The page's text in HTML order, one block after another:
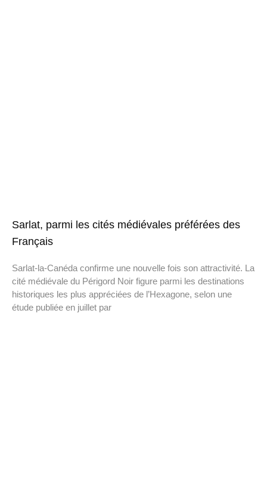
Sarlat, parmi les cités médiévales préférées des
Français
Sarlat-la-Canéda confirme une nouvelle fois son attractivité. La
cité médiévale du Périgord Noir figure parmi les destinations
historiques les plus appréciées de l’Hexagone, selon une
étude publiée en juillet par